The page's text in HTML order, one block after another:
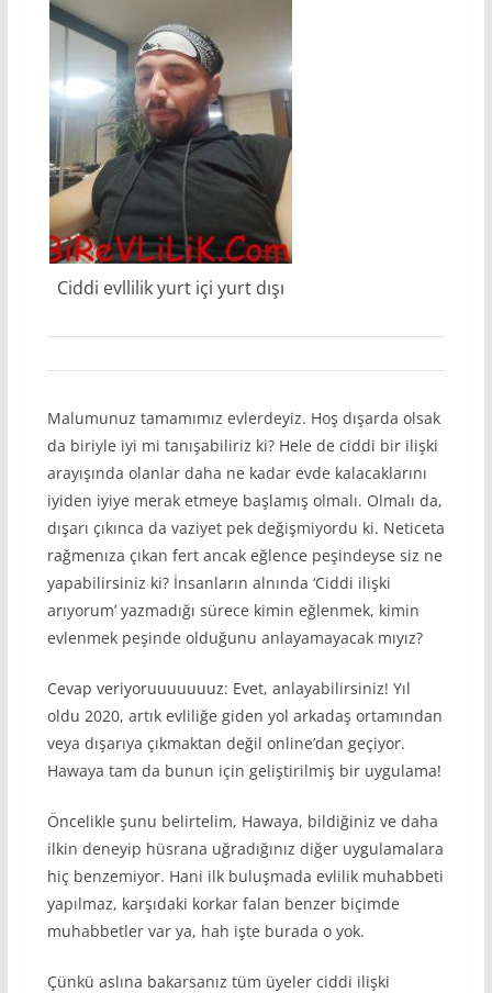
Ciddi evllilik yurt içi yurt dışı
Malumunuz tamamımız evlerdeyiz. Hoş dışarda olsak
da biriyle iyi mi tanışabiliriz ki? Hele de ciddi bir ilişki
arayışında olanlar daha ne kadar evde kalacaklarını
iyiden iyiye merak etmeye başlamış olmalı. Olmalı da,
dışarı çıkınca da vaziyet pek değişmiyordu ki. Neticeta
rağmenıza çıkan fert ancak eğlence peşindeyse siz ne
yapabilirsiniz ki? İnsanların alnında ‘Ciddi ilişki
arıyorum’ yazmadığı sürece kimin eğlenmek, kimin
evlenmek peşinde olduğunu anlayamayacak mıyız?
Cevap veriyoruuuuuuuz: Evet, anlayabilirsiniz! Yıl
oldu 2020, artık evliliğe giden yol arkadaş ortamından
veya dışarıya çıkmaktan değil online’dan geçiyor.
Hawaya tam da bunun için geliştirilmiş bir uygulama!
Öncelikle şunu belirtelim, Hawaya, bildiğiniz ve daha
ilkin deneyip hüsrana uğradığınız diğer uygulamalara
hiç benzemiyor. Hani ilk buluşmada evlilik muhabbeti
yapılmaz, karşıdaki korkar falan benzer biçimde
muhabbetler var ya, hah işte burada o yok.
Çünkü aslına bakarsanız tüm üyeler ciddi ilişki